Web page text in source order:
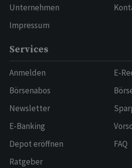
Unternehmen
Impressum
Services
Anmelden
Börsenabos
Newsletter
E-Banking
Depot eröffnen
Ratgeber
E-
FAQ